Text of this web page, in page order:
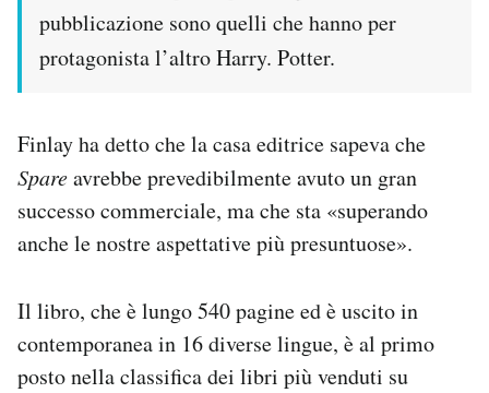
pubblicazione sono quelli che hanno per
protagonista l’altro Harry. Potter.
Finlay ha detto che la casa editrice sapeva che
Spareavrebbe prevedibilmente avuto un gran
successo commerciale, ma che sta «superando
anche le nostre aspettative più presuntuose».
Il libro, che è lungo 540 pagine ed è uscito in
contemporanea in 16 diverse lingue, è al primo
posto nella classifica dei libri più venduti su